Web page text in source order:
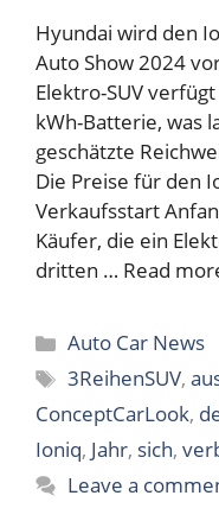
Hyundai wird den
Auto Show 2024
Elektro-SUV
kWh-Batterie, was
geschätzte
Die Preise für den
Verkaufsstart
Käufer, die ein
dritten … Read
Categories
Auto Car News
Tags
3ReihenSUV,
ConceptCarLook,
Ioniq, Jahr, sich,
Leave a